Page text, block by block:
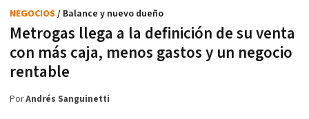
Metrogas llega a la definición de su venta
con más caja, menos gastos y un negocio
rentable
NEGOCIOS / Balance y nuevo dueño
PorAndrés Sanguinetti